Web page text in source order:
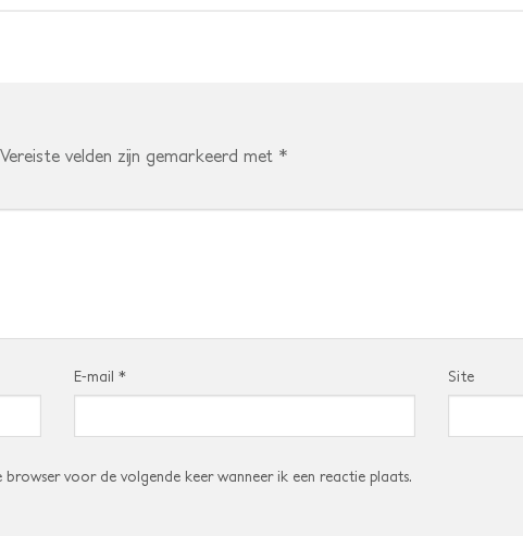
Vereiste velden zijn gemarkeerd met *
E-mail* Site
browser voor de volgende keer wanneer ik een reactie plaats.